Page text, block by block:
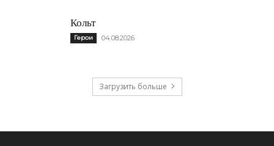
Кольт
Герои 04.08.2026
Загрузить больше